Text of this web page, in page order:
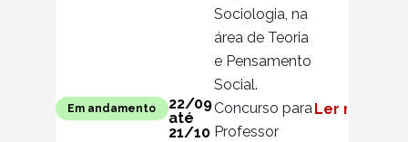
Sociologia, na
área de Teoria
e Pensamento
Social.
Em andamento
22/09
até
21/10
Concurso para
Professor
Ler mais